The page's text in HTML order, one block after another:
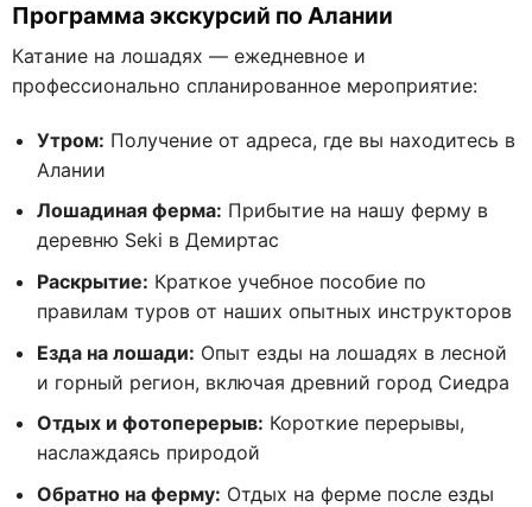
Программа экскурсий по Алании
Катание на лошадях — ежедневное и
профессионально спланированное мероприятие:
Утром: Получение от адреса, где вы находитесь в
Алании
Лошадиная ферма: Прибытие на нашу ферму в
деревню Seki в Демиртас
Раскрытие: Краткое учебное пособие по
правилам туров от наших опытных инструкторов
Езда на лошади: Опыт езды на лошадях в лесной
и горный регион, включая древний город Сиедра
Отдых и фотоперерыв: Короткие перерывы,
наслаждаясь природой
Обратно на ферму: Отдых на ферме после езды